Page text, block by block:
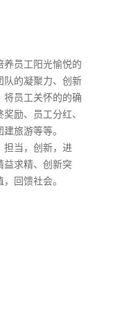
养员工阳光愉悦的
队的凝聚力、创新
将员工关怀的的确
励、员工分红、
旅游等等。
担当，创新，进
求精、创新突